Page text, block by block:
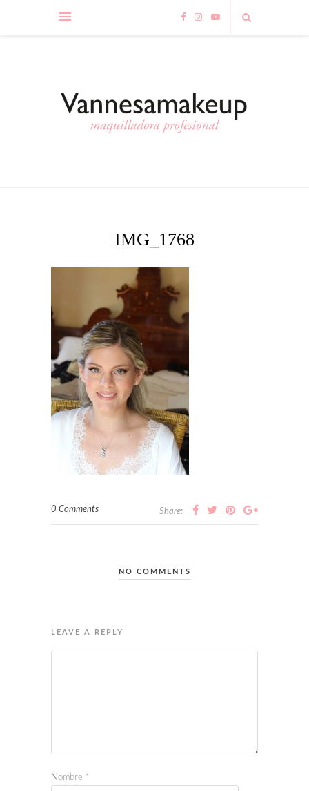
IMG_1768
0 Comments Share:
NO COMMENTS
LEAVE A REPLY
Nombre *